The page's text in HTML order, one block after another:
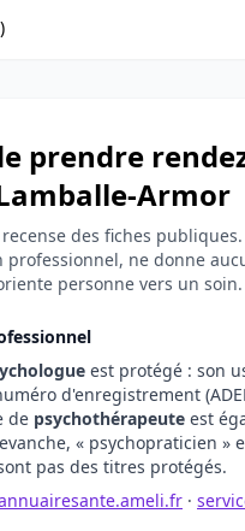
prendre
Armor
des fiches
professionnel, ne donne
personne vers un soin.
est protégé : son
d'enregistrement
de psychothérapeute est
« psychopraticien »
pas des titres protégés.
·